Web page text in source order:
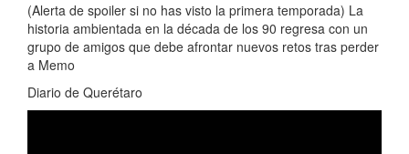
(Alerta de spoiler si no has visto la primera temporada) La
historia ambientada en la década de los 90 regresa con un
grupo de amigos que debe afrontar nuevos retos tras perder
a Memo
Diario de Querétaro